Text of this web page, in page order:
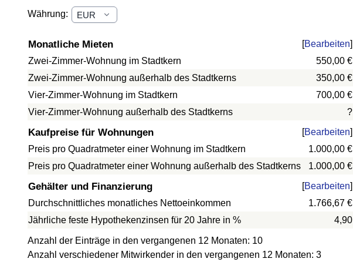
Währung:
Monatliche Mieten [Bearbeiten]
Zwei-Zimmer-Wohnung im Stadtkern
550,00 €
Zwei-Zimmer-Wohnung außerhalb des Stadtkerns
350,00 €
Vier-Zimmer-Wohnung im Stadtkern
700,00 €
Vier-Zimmer-Wohnung außerhalb des Stadtkerns
?
Kaufpreise für Wohnungen [Bearbeiten]
Preis pro Quadratmeter einer Wohnung im Stadtkern
1.000,00 €
Preis pro Quadratmeter einer Wohnung außerhalb des Stadtkerns
1.000,00 €
Gehälter und Finanzierung [Bearbeiten]
Durchschnittliches monatliches Nettoeinkommen
1.766,67 €
Jährliche feste Hypothekenzinsen für 20 Jahre in %
4,90
Anzahl der Einträge in den vergangenen 12 Monaten: 10
Anzahl verschiedener Mitwirkender in den vergangenen 12 Monaten: 3